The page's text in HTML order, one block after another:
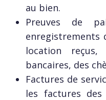
au bien.
Preuves de
enregistrements
location reçus,
bancaires, des
Factures de
les factures